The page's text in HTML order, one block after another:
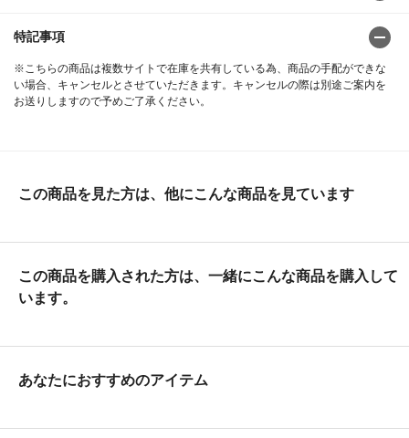
特記事項
※こちらの商品は複数サイトで在庫を共有している為、商品の手配ができな
い場合、キャンセルとさせていただきます。キャンセルの際は別途ご案内を
お送りしますので予めご了承ください。
この商品を見た方は、他にこんな商品を見ています
この商品を購入された方は、一緒にこんな商品を購入して
います。
あなたにおすすめのアイテム